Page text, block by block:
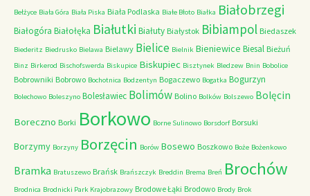
Bełżyce Biała Góra Biała Piska Biała Podlaska Białe Błoto Białka Białobrzegi
Białogóra Białołęka Białutki Białuty Białystok Bibiampol Biedaszek
Biederitz Biedrusko Bielawa Bielawy Bielice Bielnik Bieniewice Biesal Bieżuń
Binz Birkerod Bischofswerda Biskupice Biskupiec Bisztynek Bledzew Bnin Bobolice
Bobrowniki Bobrowo Bochotnica Bodzentyn Bogaczewo Bogatka Bogurzyn
Bolechowo Boleszyno Bolesławiec Bolimów Bolino Bolków Bolszewo Bolęcin
Boreczno Borki Borkowo Borne Sulinowo Borsdorf Borsuki
Borzymy Borzyny Borzęcin Borów Bosewo Boszkowo Boże Bożenkowo
Bramka Bratuszewo Brańsk Brańszczyk Breddin Brema Breń Brochów
Brodnica Brodnicki Park Krajobrazowy Brodowe Łąki Brodowo Brody Brok